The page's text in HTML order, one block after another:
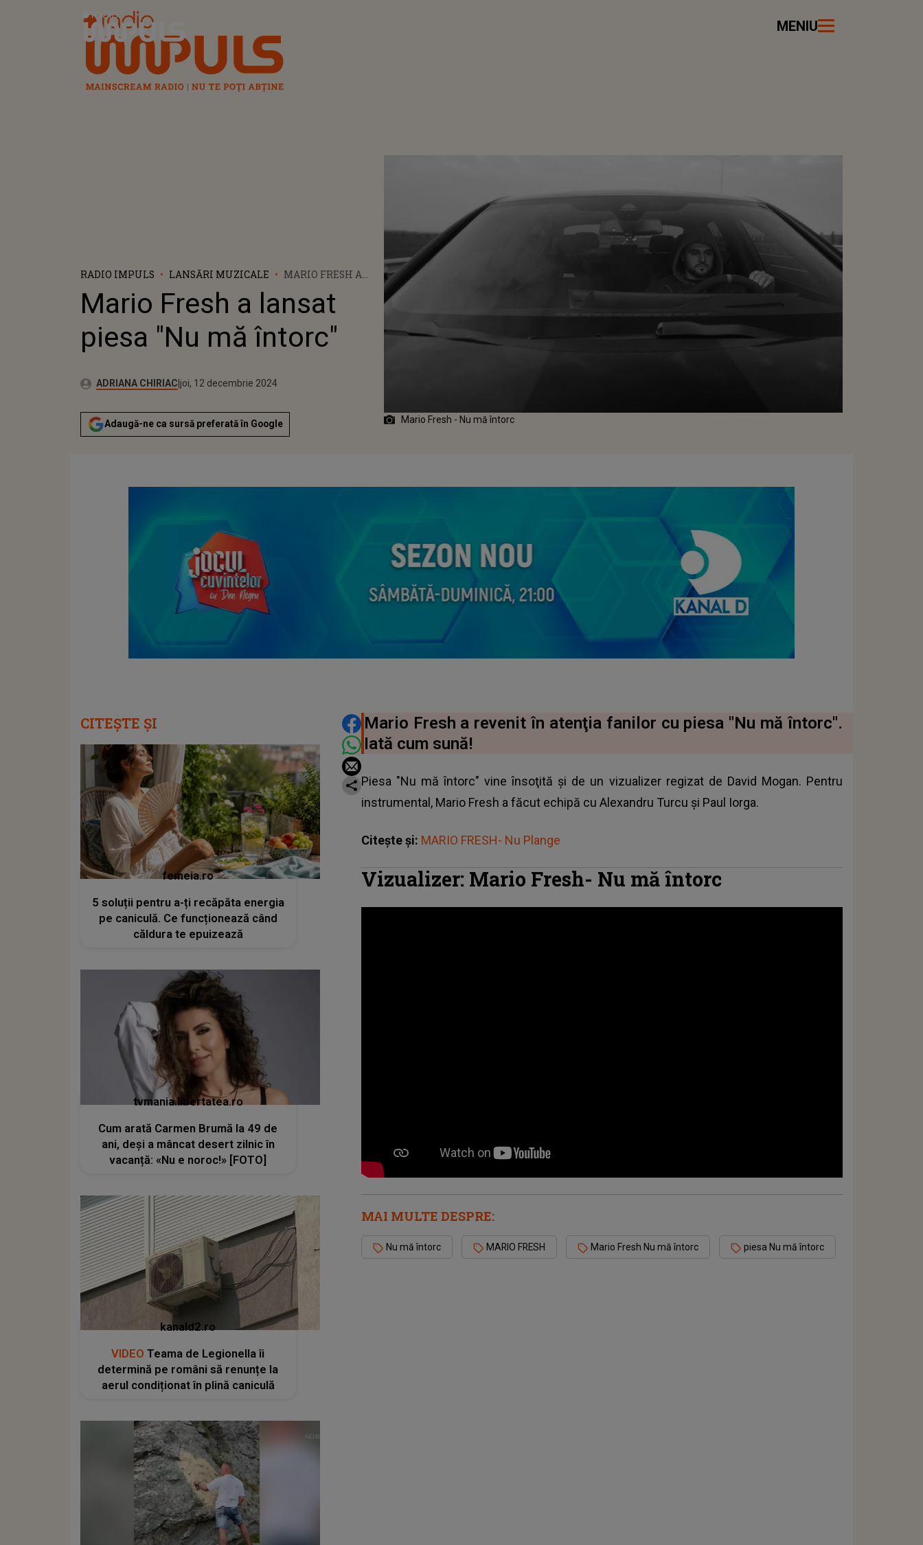
Radio Impuls MENIU
RADIO IMPULS LANSĂRI MUZICALE
MARIO FRESH A
MĂ ÎNTORC"
Mario Fresh a lansat
piesa "Nu mă întorc"
Autor:ADRIANA CHIRIACPublicat:
joi, 12 decembrie 2024
Actualizat:
joi, 12 decembrie 2024
Adaugă-ne ca sursă preferată în Google Mario Fresh - Nu mă întorc
DISTRIBUIE ARTICOLUL
Mario Fresh a revenit în atenţia fanilor cu piesa "Nu mă întorc".
Iată cum sună!
Piesa "Nu mă întorc" vine însoţită și de un vizualizer regizat de David Mogan. Pentru
instrumental, Mario Fresh a făcut echipă cu Alexandru Turcu și Paul Iorga.
Citește și: MARIO FRESH- Nu Plange
Vizualizer: Mario Fresh- Nu mă întorc
MAI MULTE DESPRE:
Nu mă întorc MARIO FRESH Mario Fresh Nu mă întorc piesa Nu mă întorc
CITEȘTE ȘI
femeia.ro
5 soluții pentru a-ți recăpăta energia
pe caniculă. Ce funcționează când
căldura te epuizează
tvmania.libertatea.ro
Cum arată Carmen Brumă la 49 de
ani, deși a mâncat desert zilnic în
vacanță: «Nu e noroc!» [FOTO]
kanald2.ro
VIDEO Teama de Legionella îi
determină pe români să renunțe la
aerul condiționat în plină caniculă